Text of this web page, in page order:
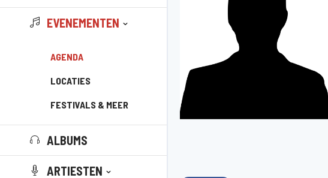
EVENEMENTEN
AGENDA
LOCATIES
FESTIVALS & MEER
ALBUMS
ARTIESTEN